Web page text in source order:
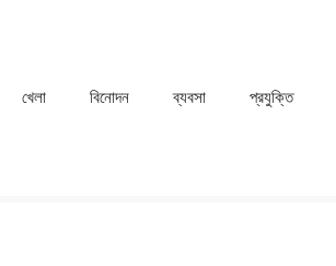
খেলা ⁠বিনোদন ব্যবসা প্রযুক্তি